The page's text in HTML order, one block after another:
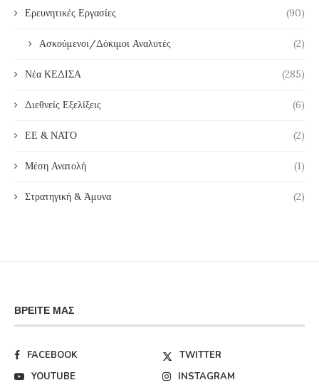
Ερευνητικές Εργασίες (90)
Ασκούμενοι/Δόκιμοι Αναλυτές (2)
Νέα ΚΕΔΙΣΑ (285)
Διεθνείς Εξελίξεις (6)
ΕΕ & ΝΑΤΟ (2)
Μέση Ανατολή (1)
Στρατηγική & Άμυνα (2)
ΒΡΕΊΤΕ ΜΑΣ
FACEBOOK
TWITTER
YOUTUBE
INSTAGRAM